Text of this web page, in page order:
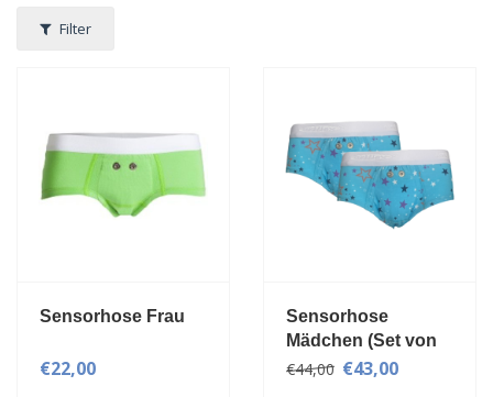
Filter
Sensorhose Frau
€22,00
Sensorhose
Mädchen (Set von
2)
€44,00 €43,00